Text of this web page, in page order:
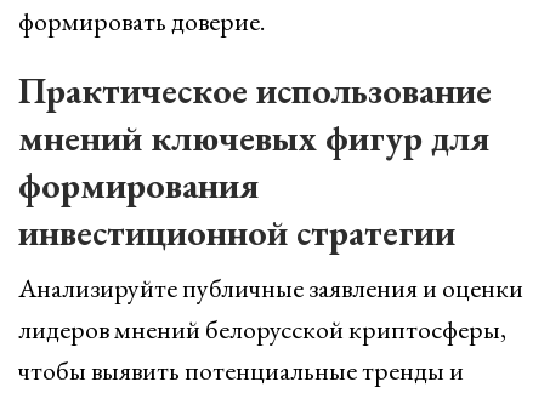
формировать доверие.
Практическое использование
мнений ключевых фигур для
формирования
инвестиционной стратегии
Анализируйте публичные заявления и оценки
лидеров мнений белорусской криптосферы,
чтобы выявить потенциальные тренды и